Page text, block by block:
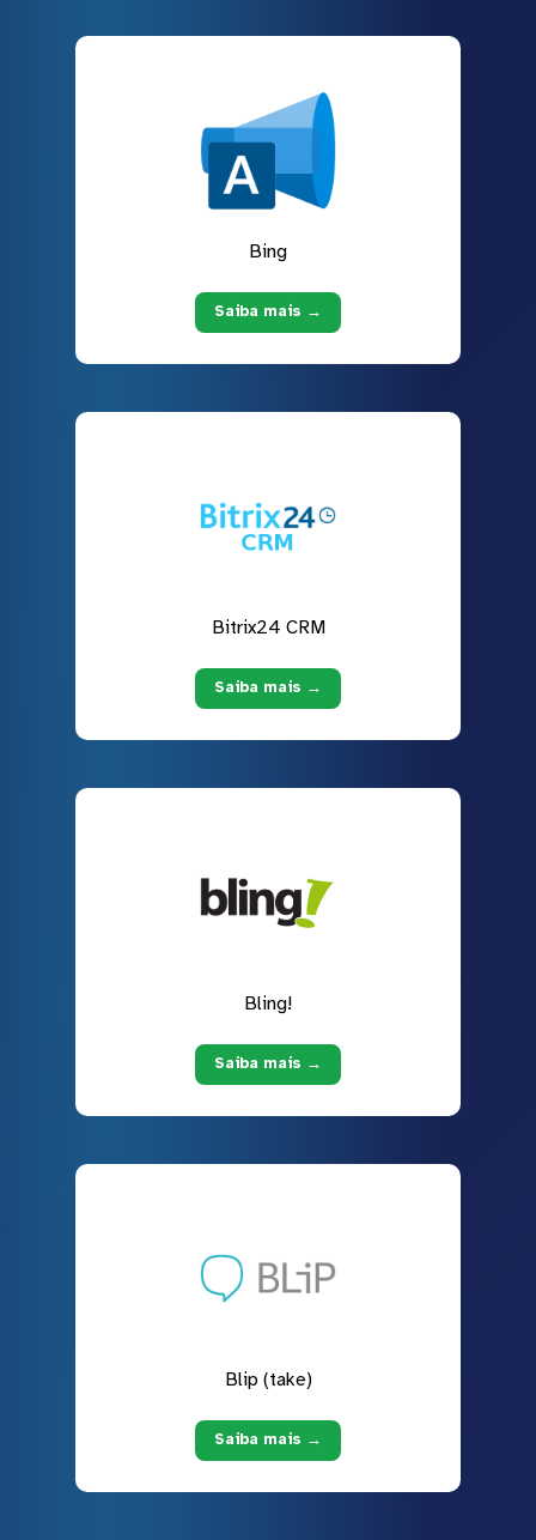
Bing
Saiba mais →
Bitrix24 CRM
Saiba mais →
Bling!
Saiba mais →
Blip (take)
Saiba mais →